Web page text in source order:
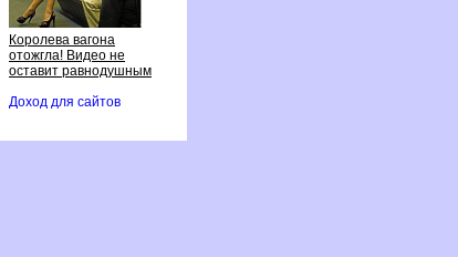
Королева вагона
отожгла! Видео не
оставит равнодушным
Доход для сайто